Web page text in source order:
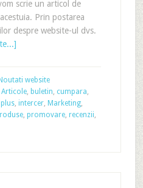
scrie un articol de
Prin postarea
despre website-ul dvs.
Noutati website
Articole, buletin, cumpara,
, intercer, Marketing,
, promovare, recenzii,